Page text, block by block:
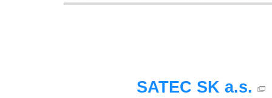
SATEC SK a.s.